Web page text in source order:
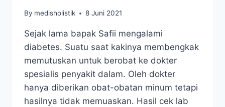
By medisholistik 8 Juni 2021
Sejak lama bapak Safii mengalami
diabetes. Suatu saat kakinya membengkak
memutuskan untuk berobat ke dokter
spesialis penyakit dalam. Oleh dokter
hanya diberikan obat-obatan minum tetapi
hasilnya tidak memuaskan. Hasil cek lab